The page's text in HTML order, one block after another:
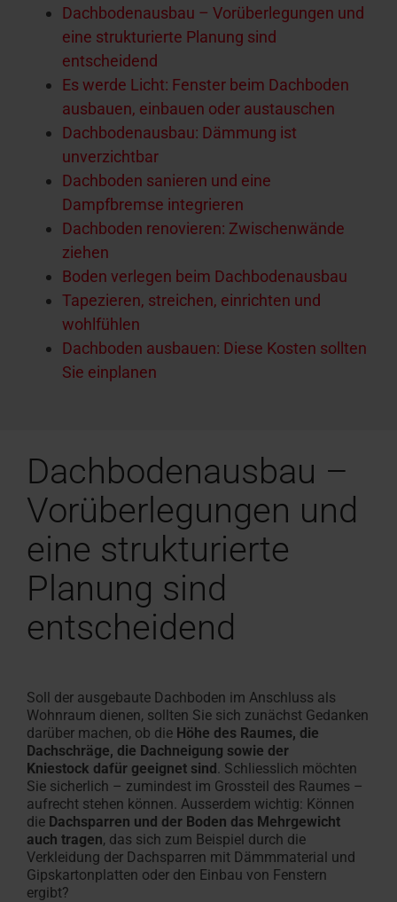
Dachbodenausbau – Vorüberlegungen und
eine strukturierte Planung sind
entscheidend
Es werde Licht: Fenster beim Dachboden
ausbauen, einbauen oder austauschen
Dachbodenausbau: Dämmung ist
unverzichtbar
Dachboden sanieren und eine
Dampfbremse integrieren
Dachboden renovieren: Zwischenwände
ziehen
Boden verlegen beim Dachbodenausbau
Tapezieren, streichen, einrichten und
wohlfühlen
Dachboden ausbauen: Diese Kosten sollten
Sie einplanen
Dachbodenausbau –
Vorüberlegungen und
eine strukturierte
Planung sind
entscheidend
Soll der ausgebaute Dachboden im Anschluss als
Wohnraum dienen, sollten Sie sich zunächst Gedanken
darüber machen, ob die Höhe des Raumes, die
Dachschräge, die Dachneigung sowie der
Kniestock dafür geeignet sind. Schliesslich möchten
Sie sicherlich – zumindest im Grossteil des Raumes –
aufrecht stehen können. Ausserdem wichtig: Können
die Dachsparren und der Boden das Mehrgewicht
auch tragen, das sich zum Beispiel durch die
Verkleidung der Dachsparren mit Dämmmaterial und
Gipskartonplatten oder den Einbau von Fenstern
ergibt?